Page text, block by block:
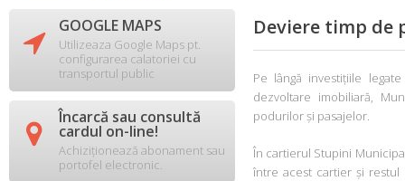
 GOOGLE MAPS
Utilizeaza Google Maps pt.
configurarea calatoriei cu
transportul public
 Încarcă sau consultă
cardul on-line!
Achiziționează abonament sau
portofel electronic.
Deviere timp de
Pe lângă investițiile
dezvoltare imobiliară,
podurilor și pasajelor.
În cartierul Stupini
între acest cartier și